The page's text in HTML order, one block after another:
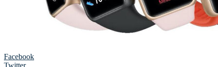
Facebook
Twitter